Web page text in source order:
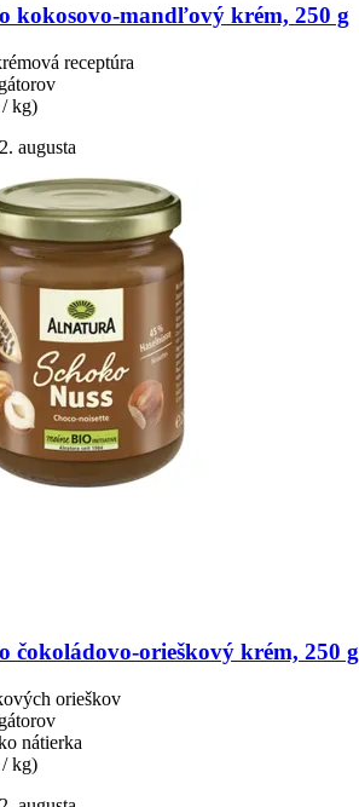
kokosovo-​mandľový krém, 250 g
receptúra
kg)
augusta
čokoládovo-​orieškový krém, 250 g
orieškov
nátierka
kg)